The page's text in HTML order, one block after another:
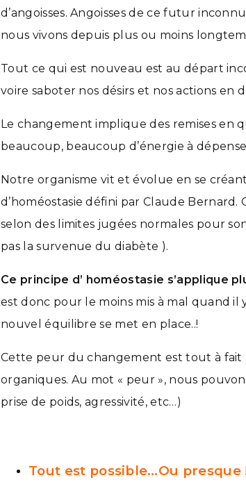
d’angoisses. Angoisses de ce futur
nous vivons depuis plus ou moins
Tout ce qui est nouveau est au départ
voire saboter nos désirs et nos actions en
Le changement implique des remises en
beaucoup, beaucoup d’énergie à
Notre organisme vit et évolue en se
d’homéostasie défini par Claude
selon des limites jugées normales pour
pas la survenue du diabète ).
Ce principe d’ homéostasie s’applique
est donc pour le moins mis à mal quand
nouvel équilibre se met en place..!
Cette peur du changement est tout à
organiques. Au mot « peur », nous
prise de poids, agressivité, etc…)
Tout est possible…Ou presque